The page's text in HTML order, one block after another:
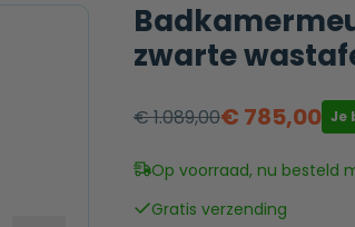
zwarte
€1.089,00
Oorspronkelijke
prijs
was:
€ 1.089,00.
€ 785,00
Huidige
prijs
is:
€ 785,00.
Je
Op voorraad, nu besteld
Gratis verzending